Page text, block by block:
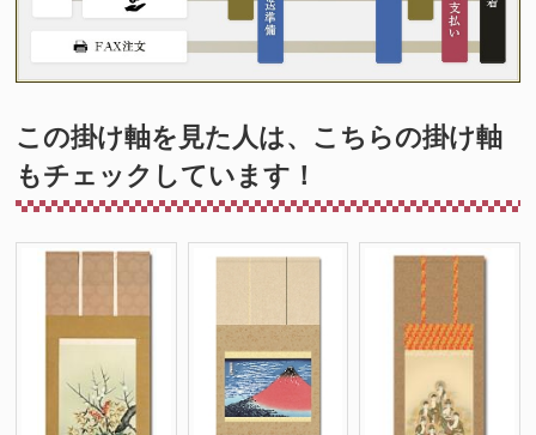
この掛け軸を見た人は、こちらの掛け軸
もチェックしています！